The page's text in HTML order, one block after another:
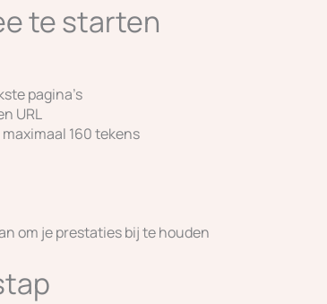
te starten
pagina’s
URL
160 tekens
om je prestaties bij te houden